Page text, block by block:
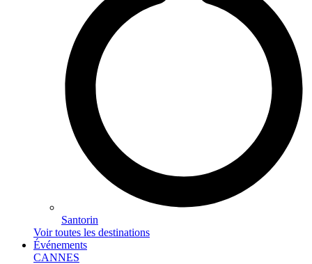
Santorin
Voir toutes les destinations
Événements
CANNES